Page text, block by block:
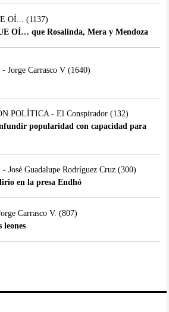
OÍ...
(1137)
OÍ… que Rosalinda, Mera y Mendoza
Jorge Carrasco V(1640)
POLÍTICA - El Conspirador(132)
popularidad con capacidad para
José Guadalupe Rodríguez Cruz(300)
en la presa Endhó
Carrasco V. (807)
leones